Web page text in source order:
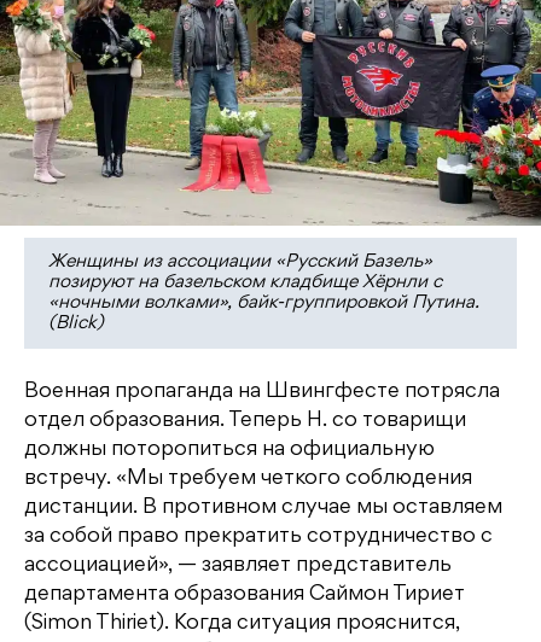
Женщины из ассоциации «Русский Базель»
позируют на базельском кладбище Хёрнли с
«ночными волками», байк-группировкой Путина.
(Blick)
Военная пропаганда на Швингфесте потрясла
отдел образования. Теперь Н. со товарищи
должны поторопиться на официальную
встречу. «Мы требуем четкого соблюдения
дистанции. В противном случае мы оставляем
за собой право прекратить сотрудничество с
ассоциацией», — заявляет представитель
департамента образования Саймон Тириет
(Simon Thiriet). Когда ситуация прояснится,